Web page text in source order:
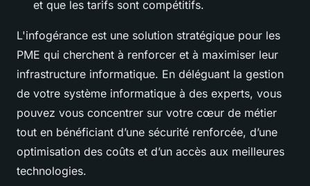
et que les tarifs sont compétitifs.
L'infogérance est une solution stratégique pour les
PME qui cherchent à renforcer et à maximiser leur
infrastructure informatique. En déléguant la gestion
de votre système informatique à des experts, vous
pouvez vous concentrer sur votre cœur de métier
tout en bénéficiant d’une sécurité renforcée, d’une
optimisation des coûts et d’un accès aux meilleures
technologies.